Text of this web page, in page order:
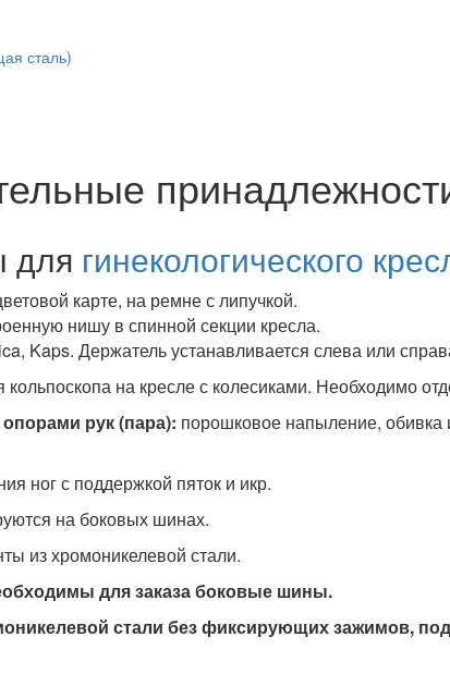
сталь)
для гинекологического
карте, на ремне с липучкой.
нишу в спинной секции кресла.
Kaps. Держатель устанавливается слева или
на кресле с колесиками. Необходимо
рук (пара): порошковое напыление, обивка
ног с поддержкой пяток и икр.
на боковых шинах.
из хромоникелевой стали.
для заказа боковые шины.
стали без фиксирующих зажимов,